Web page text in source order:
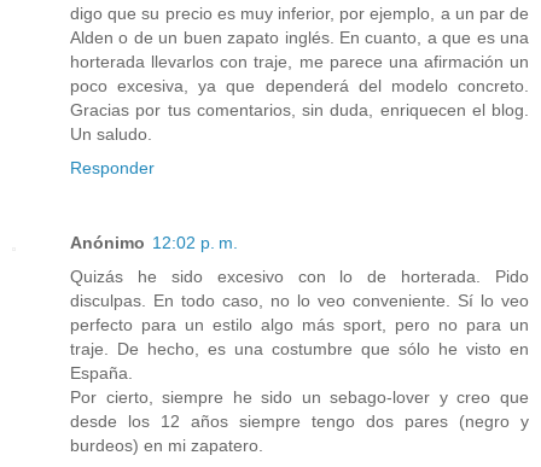
digo que su precio es muy inferior, por ejemplo, a un par de
Alden o de un buen zapato inglés. En cuanto, a que es una
horterada llevarlos con traje, me parece una afirmación un
poco excesiva, ya que dependerá del modelo concreto.
Gracias por tus comentarios, sin duda, enriquecen el blog.
Un saludo.
Responder
Anónimo 12:02 p. m.
Quizás he sido excesivo con lo de horterada. Pido
disculpas. En todo caso, no lo veo conveniente. Sí lo veo
perfecto para un estilo algo más sport, pero no para un
traje. De hecho, es una costumbre que sólo he visto en
España.
Por cierto, siempre he sido un sebago-lover y creo que
desde los 12 años siempre tengo dos pares (negro y
burdeos) en mi zapatero.